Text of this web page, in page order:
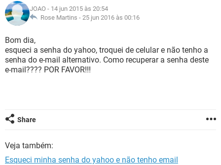
GUIA DE COMPRAS
OUTLOOK
INSTAGRAM
GUIA DE COMPRAS
CELULAR FACEBOOK
INSTAGRAM GMAIL
GUIA DE COMPRAS
GLOSSÁRIO
JOGOS
CELULAR
OUTLOOK EXCEL
INSTAGRAM
JOAO - 14 jun 2015 às 20:54
Rose Martins - 25 jun 2016 às 00:16
Bom dia,
esqueci a senha do yahoo, troquei de celular e não tenho a
senha do e-mail alternativo. Como recuperar a senha deste
e-mail???? POR FAVOR!!!
Share
Veja também:
Esqueci minha senha do yahoo e não tenho email